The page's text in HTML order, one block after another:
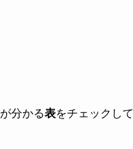
分かる表をチェックして